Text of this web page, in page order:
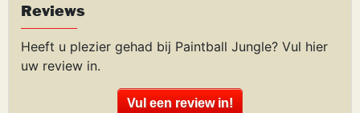
Reviews
Heeft u plezier gehad bij Paintball Jungle? Vul hier
uw review in.
Vul een review in!